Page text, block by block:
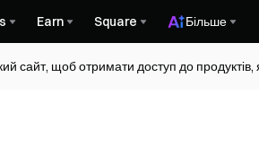
Earn Square Більше
щоб отримати доступ до продуктів,